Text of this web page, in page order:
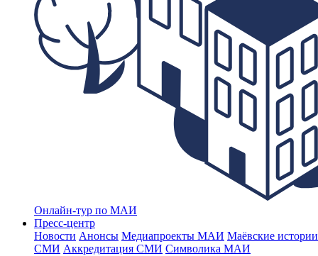
Онлайн-тур по МАИ
Пресс-центр
Новости Анонсы Медиапроекты МАИ Маёвские
СМИ Аккредитация СМИ Символика МАИ